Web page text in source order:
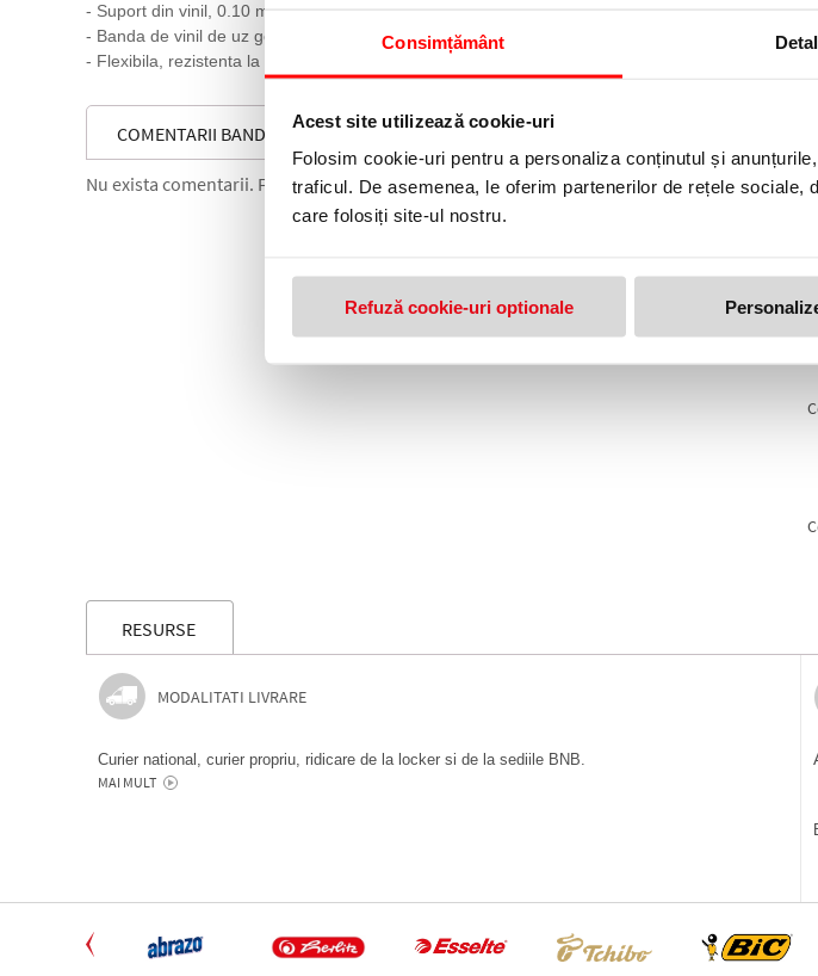
Consimțământ
Acest site utilizează cookie-uri
Folosim cookie-uri pentru a personaliza conținutul și
traficul. De asemenea, le oferim partenerilor de rețele
care folosiți site-ul nostru.
Refuză cookie-uri optionale
- Suport din vinil, 0.10 mm , 29˚C
- Banda de vinil de uz general, gama larga de culori
- Flexibila, rezistenta la abraziune, conformabila. Se indeparteaza usor, isi mentine culoarea,
COMENTARII BANDA DE MARCAT LOCATIE 50 MM X 33 M GALBEN/NEGRU 3M
Nu exista comentarii. Fii primul care comenteaza acest produs!
RESURSE
MODALITATI LIVRARE
Curier national, curier propriu, ridicare de la locker si de la sediile BNB.
MAI MULT